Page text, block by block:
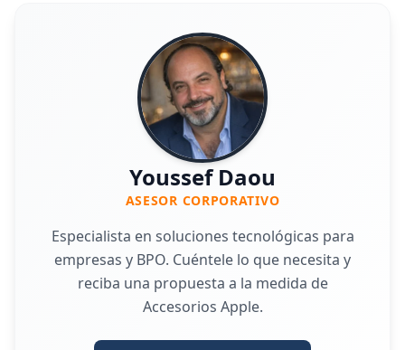
Youssef Daou
ASESOR CORPORATIVO
Especialista en soluciones tecnológicas para
empresas y BPO. Cuéntele lo que necesita y
reciba una propuesta a la medida de
Accesorios Apple.